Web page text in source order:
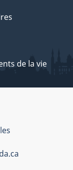
de la vie